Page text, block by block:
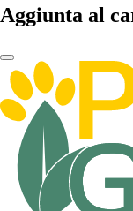
Aggiunta al